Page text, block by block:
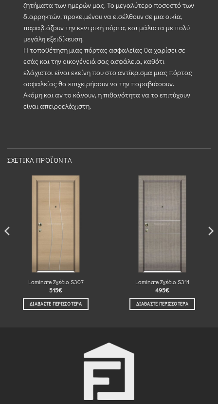
ζητήματα των ημερών μας. Το μεγαλύτερο ποσοστό των
διαρρηκτών, προκειμένου να εισέλθουν σε μια οικία,
παραβιάζουν την κεντρική πόρτα, και μάλιστα με πολύ
μεγάλη εξειδίκευση.
Η τοποθέτηση μιας πόρτας ασφαλείας θα χαρίσει σε
εσάς και την οικογένειά σας ασφάλεια, καθότι
ελάχιστοι είναι εκείνη που στο αντίκρισμα μιας πόρτας
ασφαλείας θα επιχειρήσουν να την παραβιάσουν.
Ακόμη και αν το κάνουν, η πιθανότητα να το επιτύχουν
είναι απειροελάχιστη.
ΣΧΕΤΙΚΆ ΠΡΟΪΌΝΤΑ
Laminate Σχέδιο S307
515€
ΔΙΑΒΆΣΤΕ ΠΕΡΙΣΣΌΤΕΡΑ
Laminate Σχέδιο S311
495€
ΔΙΑΒΆΣΤΕ ΠΕΡΙΣΣΌΤΕΡΑ